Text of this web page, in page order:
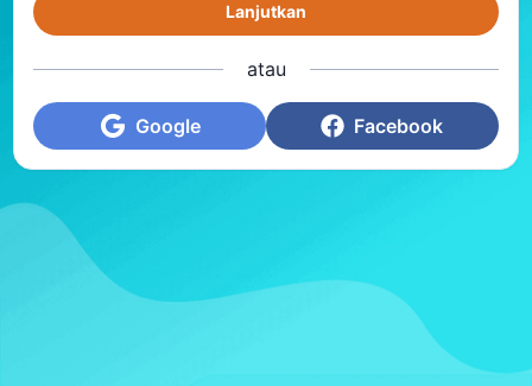
Lanjutkan
atau
Google Facebook